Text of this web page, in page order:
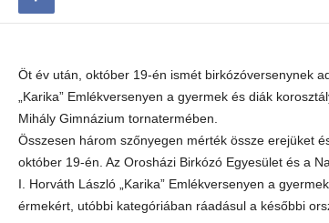
Öt év után, október 19-én ismét birkózóversenynek
„Karika” Emlékversenyen a gyermek és diák
Mihály Gimnázium tornatermében.
Összesen három szőnyegen mérték össze erejüket
október 19-én. Az Orosházi Birkózó Egyesület és a
I. Horváth László „Karika” Emlékversenyen a
érmekért, utóbbi kategóriában ráadásul a későbbi